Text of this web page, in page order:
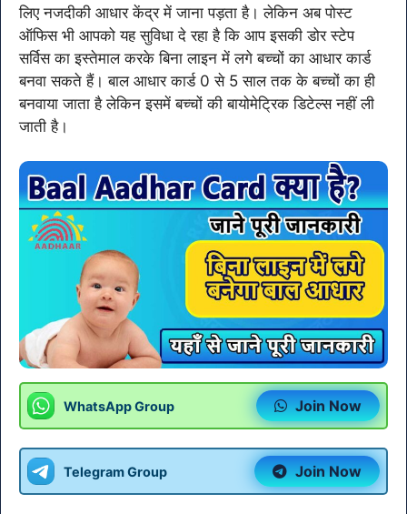
लिए नजदीकी आधार केंद्र में जाना पड़ता है। लेकिन अब पोस्ट
ऑफिस भी आपको यह सुविधा दे रहा है कि आप इसकी डोर स्टेप
सर्विस का इस्तेमाल करके बिना लाइन में लगे बच्चों का आधार कार्ड
बनवा सकते हैं। बाल आधार कार्ड 0 से 5 साल तक के बच्चों का ही
बनवाया जाता है लेकिन इसमें बच्चों की बायोमेट्रिक डिटेल्स नहीं ली
जाती है।
WhatsApp Group Join Now
Telegram Group Join Now